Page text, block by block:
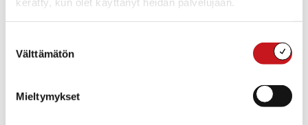
valinta
Välttämätön
Mieltymykset